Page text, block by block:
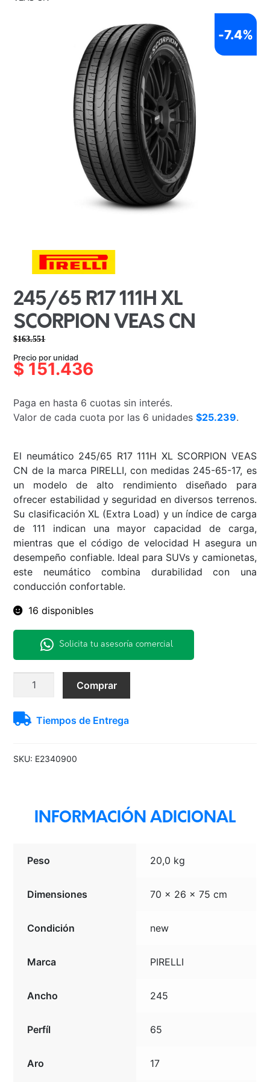
245/65 R17 111H XL
SCORPION VEAS CN
$163.551
precio
original
$163.551.
precio
actual
$151.436.
Precio por unidad
$ 151.436
Paga en hasta 6 cuotas sin interés.
Valor de cada cuota por las 6 unidades$25.239.
-7.4%
El neumático 245/65 R17 111H XL SCORPION VEAS
CN de la marca PIRELLI, con medidas 245-65-17, es
un modelo de alto rendimiento diseñado para
ofrecer estabilidad y seguridad en diversos terrenos.
Su clasificación XL (Extra Load) y un índice de carga
de 111 indican una mayor capacidad de carga,
mientras que el código de velocidad H asegura un
desempeño confiable. Ideal para SUVs y camionetas,
este neumático combina durabilidad con una
conducción confortable.
16 disponibles
Solicita tu asesoría comercial
245/65
XL
CN
Comprar
Tiempos de Entrega
SKU: E2340900
INFORMACIÓN ADICIONAL
Peso 20,0 kg
Dimensiones 70 × 26 × 75 cm
Condición new
Marca PIRELLI
Ancho 245
Perfíl 65
Aro 17